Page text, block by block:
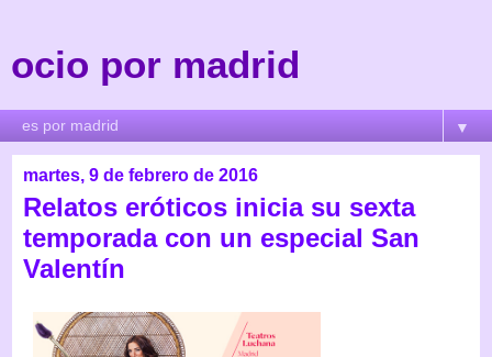
ocio por madrid
▼
martes, 9 de febrero de 2016
Relatos eróticos inicia su sexta
temporada con un especial San
Valentín